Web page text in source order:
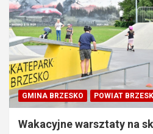
GMINA BRZESKO POWIAT BRZESKI
Wakacyjne warsztaty na